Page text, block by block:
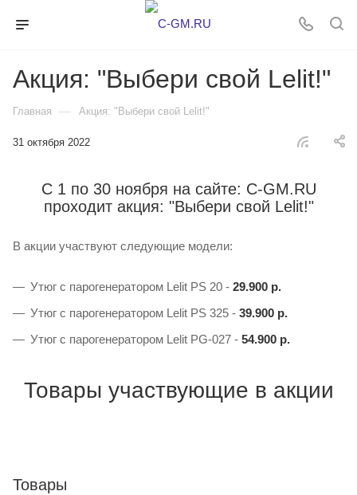
Акция: "Выбери свой Lelit!"
Главная — Акция: "Выбери свой Lelit!"
31 октября 2022
С 1 по 30 ноября на сайте: C-GM.RU
проходит акция: "Выбери свой Lelit!"
В акции участвуют следующие модели:
Утюг с парогенератором Lelit PS 20 - 29.900 р.
Утюг с парогенератором Lelit PS 325 - 39.900 р.
Утюг с парогенератором Lelit PG-027 - 54.900 р.
Товары участвующие в акции
Товары